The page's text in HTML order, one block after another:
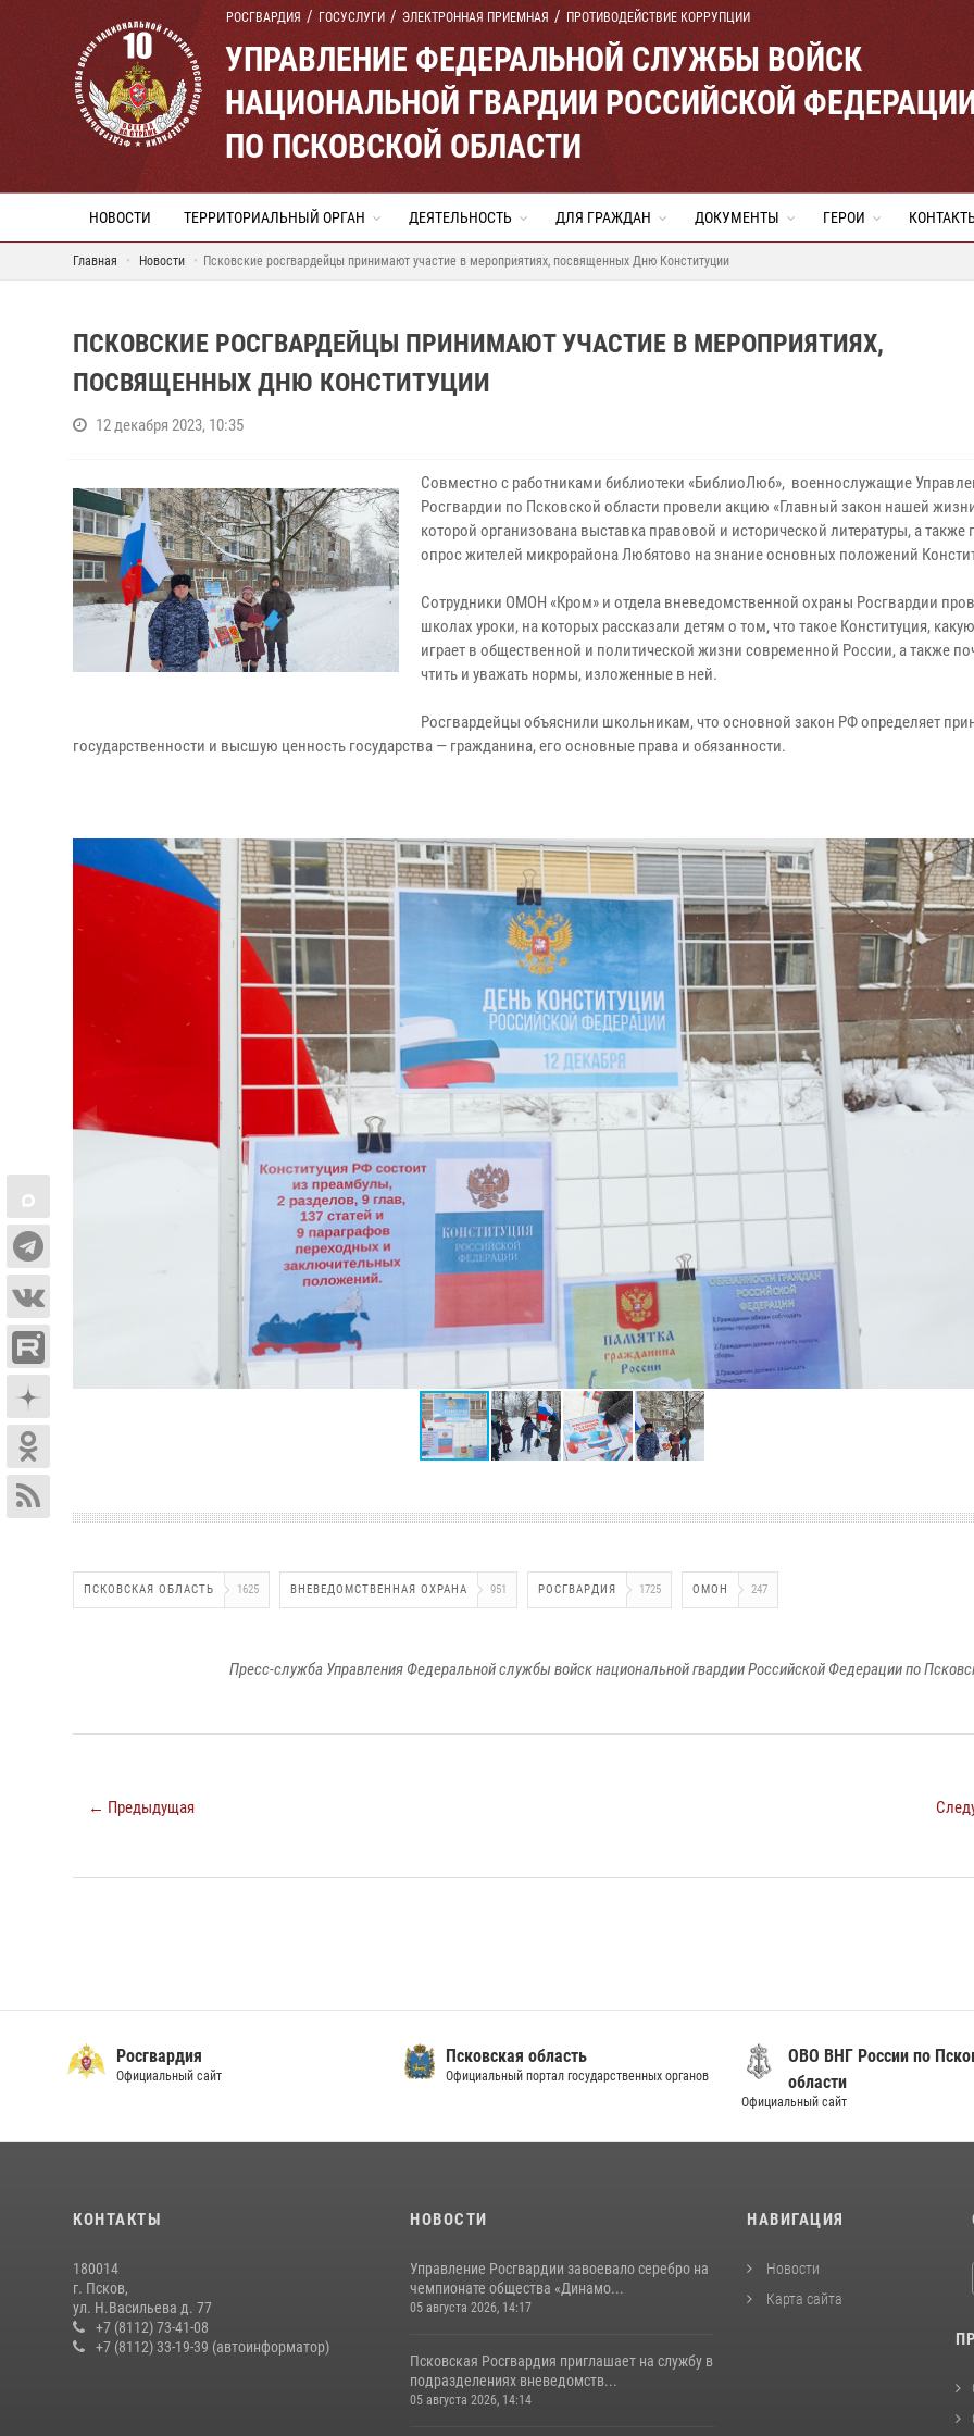
РОСГВАРДИЯ ГОСУСЛУГИ ЭЛЕКТРОННАЯ ПРИЕМНАЯ ПРОТИВОДЕЙСТВИЕ КОРРУПЦИИ
УПРАВЛЕНИЕ ФЕДЕРАЛЬНОЙ СЛУЖБЫ ВОЙСК
НАЦИОНАЛЬНОЙ ГВАРДИИ РОССИЙСКОЙ
ПО ПСКОВСКОЙ ОБЛАСТИ
НОВОСТИ ТЕРРИТОРИАЛЬНЫЙ ОРГАН ДЕЯТЕЛЬНОСТЬ ДЛЯ ГРАЖДАН ДОКУМЕНТЫ ГЕРОИ
Главная Новости Псковские росгвардейцы принимают участие в мероприятиях, посвященных Дню Конституции
ПСКОВСКИЕ РОСГВАРДЕЙЦЫ ПРИНИМАЮТ УЧАСТИЕ В МЕРОПРИЯТИЯХ,
ПОСВЯЩЕННЫХ ДНЮ КОНСТИТУЦИИ
12 декабря 2023, 10:35
Совместно с работниками библиотеки «БиблиоЛюб», военнослужащие
Росгвардии по Псковской области провели акцию «Главный закон нашей
которой организована выставка правовой и исторической литературы, а также
опрос жителей микрорайона Любятово на знание основных положений
Сотрудники ОМОН «Кром» и отдела вневедомственной охраны Росгвардии
школах уроки, на которых рассказали детям о том, что такое Конституция,
играет в общественной и политической жизни современной России, а также
чтить и уважать нормы, изложенные в ней.
Росгвардейцы объяснили школьникам, что основной закон РФ определяет
государственности и высшую ценность государства — гражданина, его основные права и обязанности.
ПСКОВСКАЯ ОБЛАСТЬ 1625 ВНЕВЕДОМСТВЕННАЯ ОХРАНА 951 РОСГВАРДИЯ 1725 ОМОН 247
Пресс-служба Управления Федеральной службы войск национальной гвардии Российской Федерации по
← Предыдущая
Росгвардия
Официальный сайт
Псковская область
Официальный портал государственных органов
ОВО ВНГ России по
области
Официальный сайт
КОНТАКТЫ
180014
г. Псков,
ул. Н.Васильева д. 77
+7 (8112) 73-41-08
+7 (8112) 33-19-39 (автоинформатор)
НОВОСТИ
Управление Росгвардии завоевало серебро на
чемпионате общества «Динамо...
05 августа 2026, 14:17
Псковская Росгвардия приглашает на службу в
подразделениях вневедомств...
05 августа 2026, 14:14
НАВИГАЦИЯ
Новости
Карта сайта